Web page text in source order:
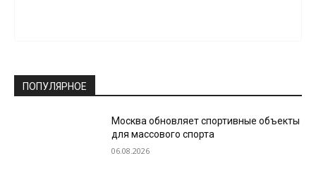
ПОПУЛЯРНОЕ
Москва обновляет спортивные объекты
для массового спорта
06.08.2026